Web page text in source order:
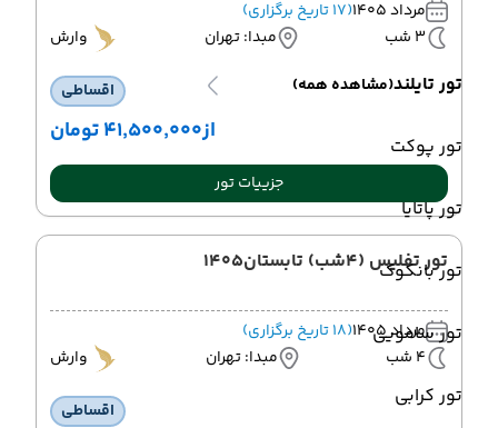
تور تایلند(مشاهده همه)
تور پوکت
تور پاتایا
تور بانکوک
تور سامویی
تور کرابی
مرداد 1405
(17 تاریخ برگزاری)
3 شب
مبدا: تهران وارش
اقساطی
از۴۱٬۵۰۰٬۰۰۰ تومان
جزییات تور
تور تفلیس (4شب) تابستان1405
مرداد 1405
(18 تاریخ برگزاری)
4 شب
مبدا: تهران وارش
اقساطی